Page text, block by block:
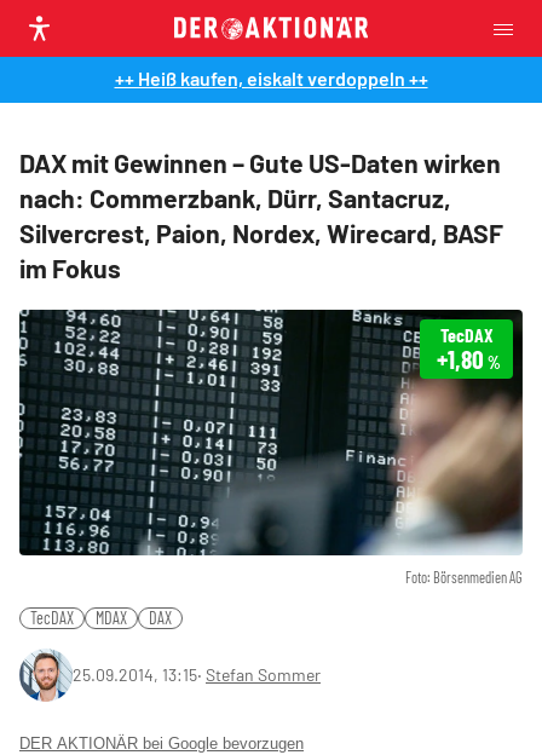
++ Heiß kaufen, eiskalt verdoppeln ++
DAX mit Gewinnen – Gute US-Daten wirken
nach: Commerzbank, Dürr, Santacruz,
Silvercrest, Paion, Nordex, Wirecard, BASF
im Fokus
Foto: Börsenmedien AG
TecDAX
+1,80 %
TecDAX MDAX DAX
25.09.2014, 13:15‧ Stefan Sommer
DER AKTIONÄR bei Google bevorzugen